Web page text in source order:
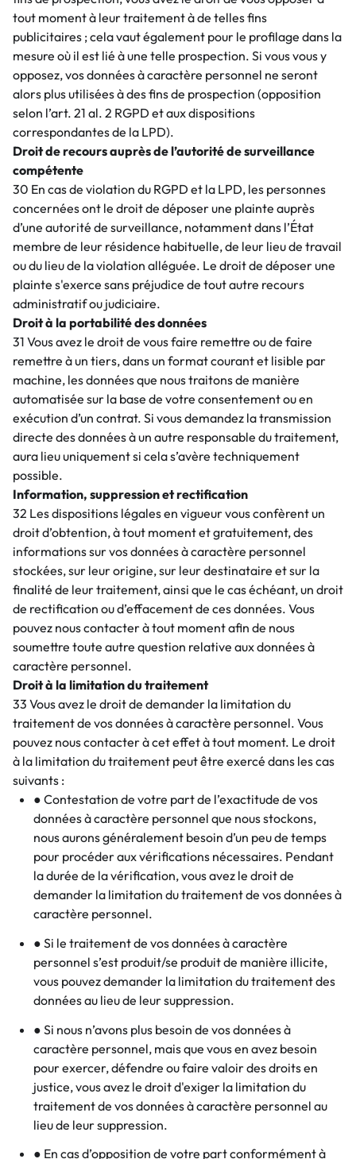
tout moment à leur traitement à de telles fins
publicitaires ; cela vaut également pour le profilage dans la
mesure où il est lié à une telle prospection. Si vous vous y
opposez, vos données à caractère personnel ne seront
alors plus utilisées à des fins de prospection (opposition
selon l’art. 21 al. 2 RGPD et aux dispositions
correspondantes de la LPD).
Droit de recours auprès de l’autorité de surveillance
compétente
30 En cas de violation du RGPD et la LPD, les personnes
concernées ont le droit de déposer une plainte auprès
d’une autorité de surveillance, notamment dans l’État
membre de leur résidence habituelle, de leur lieu de travail
ou du lieu de la violation alléguée. Le droit de déposer une
plainte s'exerce sans préjudice de tout autre recours
administratif ou judiciaire.
Droit à la portabilité des données
31 Vous avez le droit de vous faire remettre ou de faire
remettre à un tiers, dans un format courant et lisible par
machine, les données que nous traitons de manière
automatisée sur la base de votre consentement ou en
exécution d’un contrat. Si vous demandez la transmission
directe des données à un autre responsable du traitement,
aura lieu uniquement si cela s’avère techniquement
possible.
Information, suppression et rectification
32 Les dispositions légales en vigueur vous confèrent un
droit d’obtention, à tout moment et gratuitement, des
informations sur vos données à caractère personnel
stockées, sur leur origine, sur leur destinataire et sur la
finalité de leur traitement, ainsi que le cas échéant, un droit
de rectification ou d’effacement de ces données. Vous
pouvez nous contacter à tout moment afin de nous
soumettre toute autre question relative aux données à
caractère personnel.
Droit à la limitation du traitement
33 Vous avez le droit de demander la limitation du
traitement de vos données à caractère personnel. Vous
pouvez nous contacter à cet effet à tout moment. Le droit
à la limitation du traitement peut être exercé dans les cas
suivants :
● Contestation de votre part de l’exactitude de vos
données à caractère personnel que nous stockons,
nous aurons généralement besoin d’un peu de temps
pour procéder aux vérifications nécessaires. Pendant
la durée de la vérification, vous avez le droit de
demander la limitation du traitement de vos données à
caractère personnel.
● Si le traitement de vos données à caractère
personnel s’est produit/se produit de manière illicite,
vous pouvez demander la limitation du traitement des
données au lieu de leur suppression.
● Si nous n’avons plus besoin de vos données à
caractère personnel, mais que vous en avez besoin
pour exercer, défendre ou faire valoir des droits en
justice, vous avez le droit d'exiger la limitation du
traitement de vos données à caractère personnel au
lieu de leur suppression.
● En cas d’opposition de votre part conformément à